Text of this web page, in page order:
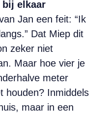
elkaar
Jan een feit: “Ik
Dat Miep dit
zeker niet
Maar hoe vier je
meter
houden? Inmiddels
maar in een